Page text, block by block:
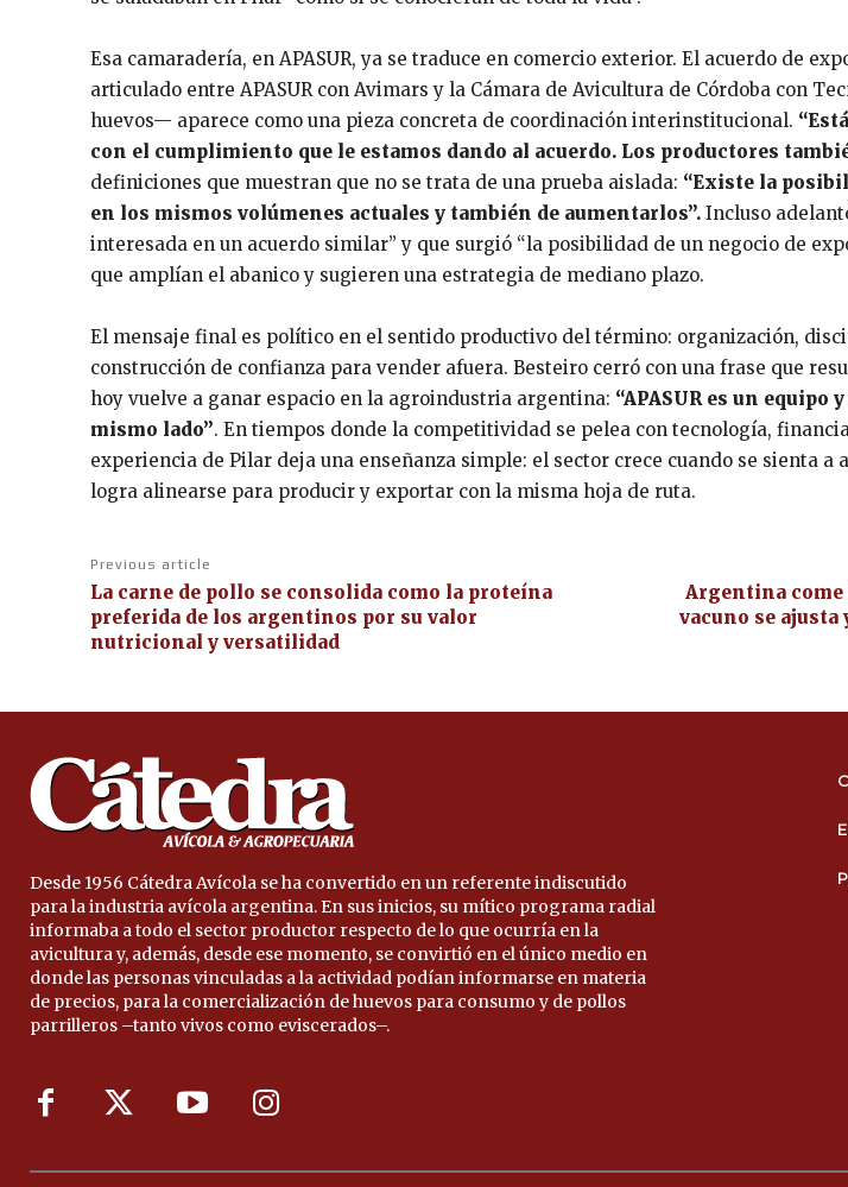
Esa camaradería, en APASUR, ya se traduce en comercio exterior. El acuerdo de
articulado entre APASUR con Avimars y la Cámara de Avicultura de Córdoba con
huevos— aparece como una pieza concreta de coordinación interinstitucional.
con el cumplimiento que le estamos dando al acuerdo. Los productores
definiciones que muestran que no se trata de una prueba aislada: “Existe la
en los mismos volúmenes actuales y también de aumentarlos”. Incluso
interesada en un acuerdo similar” y que surgió “la posibilidad de un negocio de
que amplían el abanico y sugieren una estrategia de mediano plazo.
El mensaje final es político en el sentido productivo del término: organización,
construcción de confianza para vender afuera. Besteiro cerró con una frase que
hoy vuelve a ganar espacio en la agroindustria argentina: “APASUR es un
mismo lado”. En tiempos donde la competitividad se pelea con tecnología,
experiencia de Pilar deja una enseñanza simple: el sector crece cuando se sienta a
logra alinearse para producir y exportar con la misma hoja de ruta.
Previous article
La carne de pollo se consolida como la proteína
preferida de los argentinos por su valor
nutricional y versatilidad
Argentina come
vacuno se
Desde 1956 Cátedra Avícola se ha convertido en un referente indiscutido
para la industria avícola argentina. En sus inicios, su mítico programa radial
informaba a todo el sector productor respecto de lo que ocurría en la
avicultura y, además, desde ese momento, se convirtió en el único medio en
donde las personas vinculadas a la actividad podían informarse en materia
de precios, para la comercialización de huevos para consumo y de pollos
parrilleros –tanto vivos como eviscerados–.